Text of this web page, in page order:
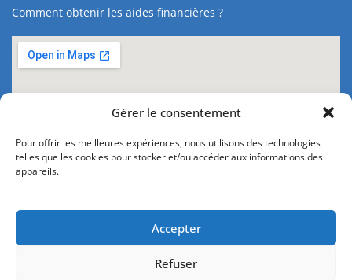
Gérer le consentement
Pour offrir les meilleures expériences, nous utilisons des technologies
telles que les cookies pour stocker et/ou accéder aux informations des
appareils.
Accepter
Refuser
Comment obtenir les aides financières ?
Mentions légales